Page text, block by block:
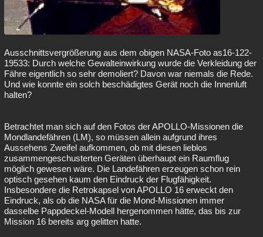
Ausschnittsvergrößerung aus dem obigen NASA-Foto as16-122-
19533: Durch welche Gewalteinwirkung wurde die Verkleidung der
Fähre eigentlich so sehr demoliert? Davon war niemals die Rede.
Und wie konnte ein solch beschädigtes Gerät noch die Innenluft
halten?
Betrachtet man sich auf den Fotos der APOLLO-Missionen die
Mondlandefähren (LM), so müssen allein aufgrund ihres
Aussehens Zweifel aufkommen, ob mit diesen lieblos
zusammengeschusterten Geräten überhaupt ein Raumflug
möglich gewesen wäre. Die Landefähren erzeugen schon rein
optisch gesehen kaum den Eindruck der Flugfähigkeit.
Insbesondere die Retrokapsel von APOLLO 16 erweckt den
Eindruck, als ob die NASA für die Mond-Missionen immer
dasselbe Pappdeckel-Modell hergenommen hätte, das bis zur
Mission 16 bereits arg gelitten hatte.